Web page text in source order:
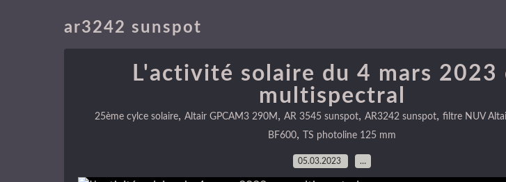
ar3242 sunspot
L'activité solaire du 4 mars 2023
multispectral
25ème cylce solaire, Altair GPCAM3 290M , AR 3545 sunspot, AR3242 sunspot, filtre NUV
BF600, TS photoline 125 mm
05.03.2023 …